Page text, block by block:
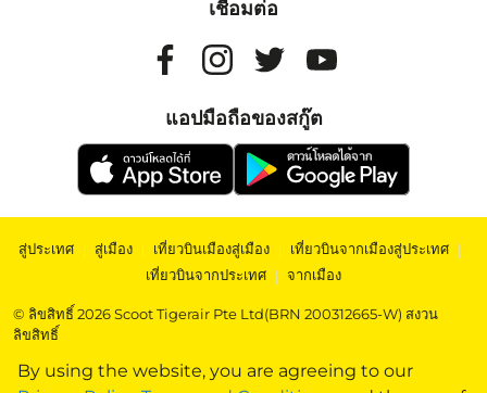
By using the website, you are agreeing to our
เชื่อมต่อ
แอปมือถือของสกู๊ต
สู่ประเทศ | สู่เมือง | เที่ยวบินเมืองสู่เมือง | เที่ยวบินจากเมืองสู่ประเทศ |
เที่ยวบินจากประเทศ | จากเมือง
© ลิขสิทธิ์ 2026 Scoot Tigerair Pte Ltd(BRN 200312665-W) สงวน
ลิขสิทธิ์